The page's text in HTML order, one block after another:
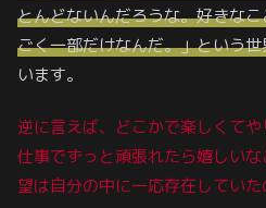
とんどないんだろうな。好きな
ごく一部だけなんだ。」という
います。
逆に言えば、どこかで楽しくて
仕事でずっと頑張れたら嬉しい
望は自分の中に一応存在していた